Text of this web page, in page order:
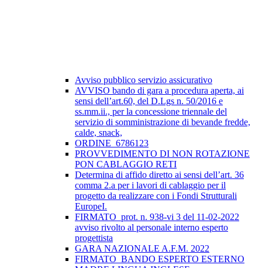
Avviso pubblico servizio assicurativo
AVVISO bando di gara a procedura aperta, ai
sensi dell’art.60, del D.Lgs n. 50/2016 e
ss.mm.ii., per la concessione triennale del
servizio di somministrazione di bevande fredde,
calde, snack,
ORDINE_6786123
PROVVEDIMENTO DI NON ROTAZIONE
PON CABLAGGIO RETI
Determina di affido diretto ai sensi dell’art. 36
comma 2.a per i lavori di cablaggio per il
progetto da realizzare con i Fondi Strutturali
EuropeI.
FIRMATO_prot. n. 938-vi 3 del 11-02-2022
avviso rivolto al personale interno esperto
progettista
GARA NAZIONALE A.F.M. 2022
FIRMATO_BANDO ESPERTO ESTERNO